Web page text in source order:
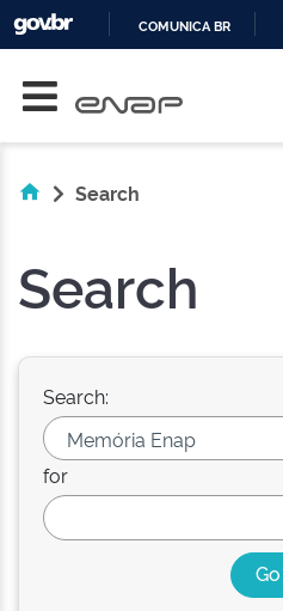
COMUNICA BR
Search
Search
Search:
for